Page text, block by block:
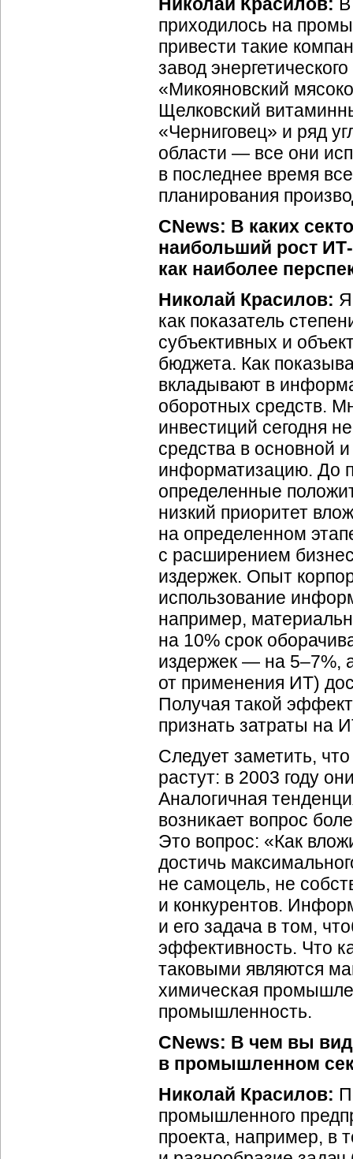
приходилось на
привести такие
завод
«Микояновский
Щелковский
«Черниговец» и ряд
области — все они
в последнее время
планирования
CNews: В каких
наибольший рост
как наиболее
Николай Красилов:
как показатель
субъективных и
бюджета. Как
вкладывают в
оборотных средств.
инвестиций сегодня
средства в основной
информатизацию. До
определенные
низкий приоритет
на определенном
с расширением
издержек. Опыт
использование
например,
на 10% срок
издержек — на 5–7%,
от применения ИТ)
Получая такой
признать затраты на
Следует заметить,
растут: в 2003 году
Аналогичная
возникает вопрос
Это вопрос: «Как
достичь
не самоцель, не
и конкурентов.
и его задача в том,
эффективность. Что
таковыми являются
химическая
промышленность.
CNews: В чем вы
в промышленном
Николай Красилов:
промышленного
проекта, например, в